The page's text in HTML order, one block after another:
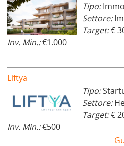
Tipo:
Settore:
Target:€
Inv. Min.:€1.000
Liftya
Tipo:
Settore:
Target:€
Inv. Min.:€500